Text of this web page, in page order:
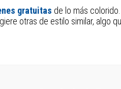
gratuitas de lo más
otras de estilo similar, algo